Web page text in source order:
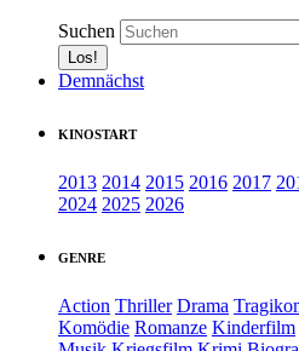
Suchen
Demnächst
KINOSTART
2013 2014 2015 2016 2017
2024 2025 2026
GENRE
Action Thriller Drama
Komödie Romanze Kinderfilm